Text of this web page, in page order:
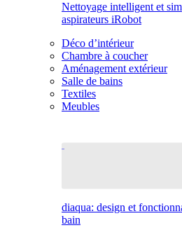
Nettoyage intelligent et
aspirateurs iRobot
Déco d’intérieur
Chambre à coucher
Aménagement extérieur
Salle de bains
Textiles
Meubles
diaqua: design et
bain